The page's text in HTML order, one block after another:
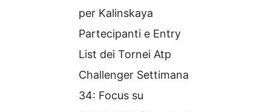
per Kalinskaya
Partecipanti e Entry
List dei Tornei Atp
Challenger Settimana
34: Focus su